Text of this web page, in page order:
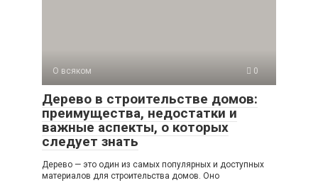
О всяком 0
Дерево в строительстве домов:
преимущества, недостатки и
важные аспекты, о которых
следует знать
Дерево — это один из самых популярных и доступных
материалов для строительства домов. Оно